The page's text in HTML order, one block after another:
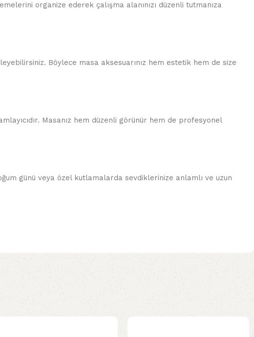
organize ederek çalışma alanınızı düzenli tutmanıza
Böylece masa aksesuarınız hem estetik hem de size
Masanız hem düzenli görünür hem de profesyonel
günü veya özel kutlamalarda sevdiklerinize anlamlı ve uzun